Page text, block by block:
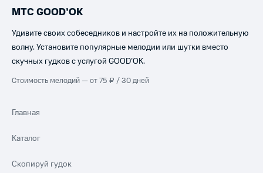
МТС GOOD’OK
Удивите своих собеседников и настройте их на положительную
волну. Установите популярные мелодии или шутки вместо
скучных гудков с услугой GOOD’OK.
Стоимость мелодий — от 75 ₽ / 30 дней
Главная
Каталог
Скопируй гудок